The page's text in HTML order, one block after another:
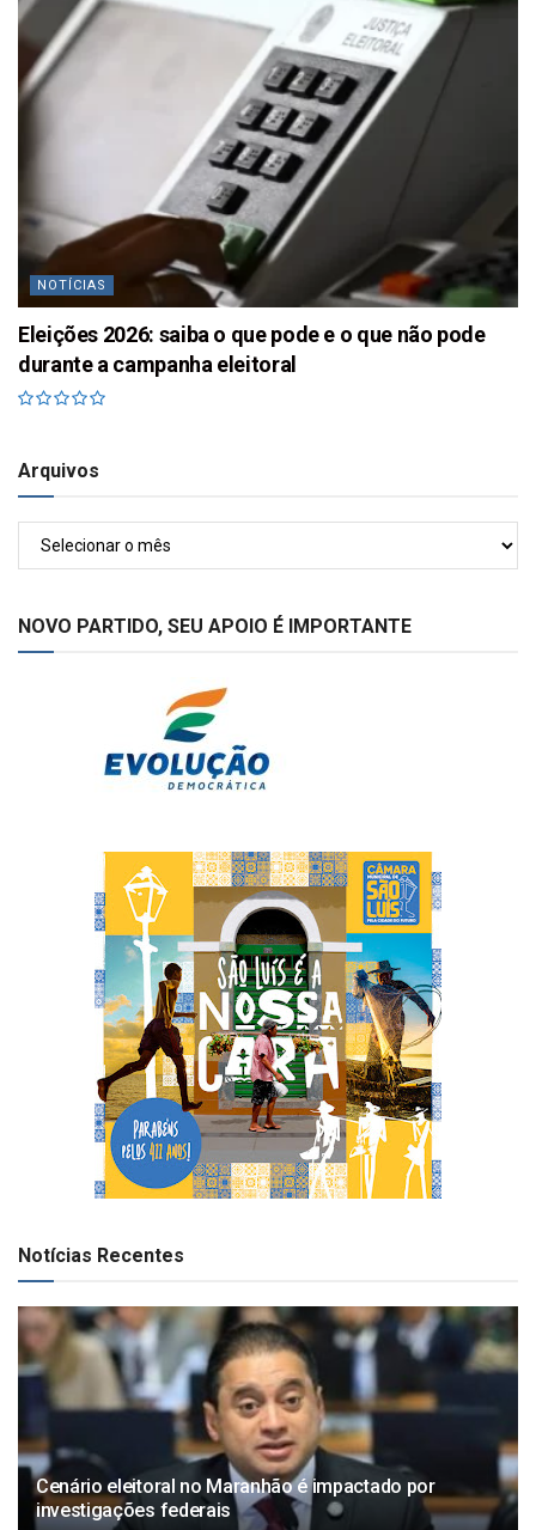
NOTÍCIAS
Eleições 2026: saiba o que pode e o que não pode
durante a campanha eleitoral
Arquivos
NOVO PARTIDO, SEU APOIO É IMPORTANTE
Notícias Recentes
Cenário eleitoral no Maranhão é impactado por
investigações federais